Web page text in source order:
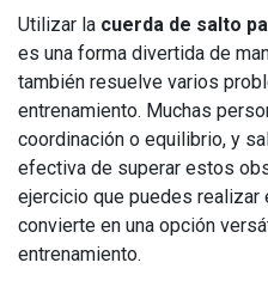
Utilizar la cuerda de salto
es una forma divertida de
también resuelve varios
entrenamiento. Muchas
coordinación o equilibrio, y
efectiva de superar estos
ejercicio que puedes realizar
convierte en una opción
entrenamiento.